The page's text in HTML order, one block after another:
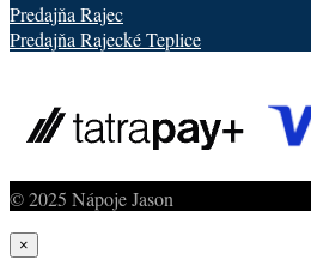
Predajňa Rajec
Predajňa Rajecké Teplice
© 2025 Nápoje Jason
×